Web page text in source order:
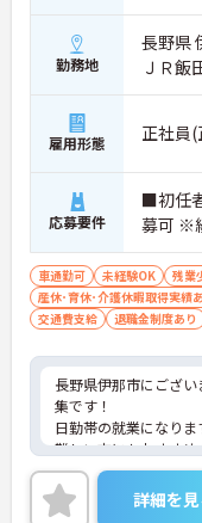
勤務地
長野県
ＪＲ飯
雇用形態 正社員
応募要件
■初任
募可 ※
車通勤可 未経験OK 残業
産休･育休･介護休暇取得実績
交通費支給
退職金制度あり
長野県伊那市にござ
集です！
日勤帯の就業になり
難しい方にもおすす
ご興味のある方は、
せください。詳細を